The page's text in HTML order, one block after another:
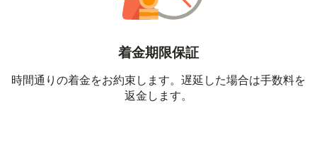
着金期限保証
時間通りの着金をお約束します。遅延した場合は手数料を
返金します。